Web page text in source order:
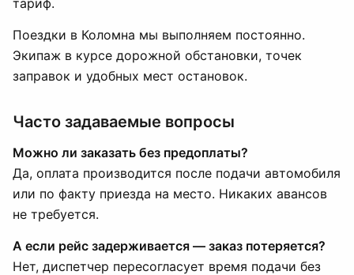
тариф.
Поездки в Коломна мы выполняем постоянно.
Экипаж в курсе дорожной обстановки, точек
заправок и удобных мест остановок.
Часто задаваемые вопросы
Можно ли заказать без предоплаты?
Да, оплата производится после подачи автомобиля
или по факту приезда на место. Никаких авансов
не требуется.
А если рейс задерживается — заказ потеряется?
Нет, диспетчер пересогласует время подачи без